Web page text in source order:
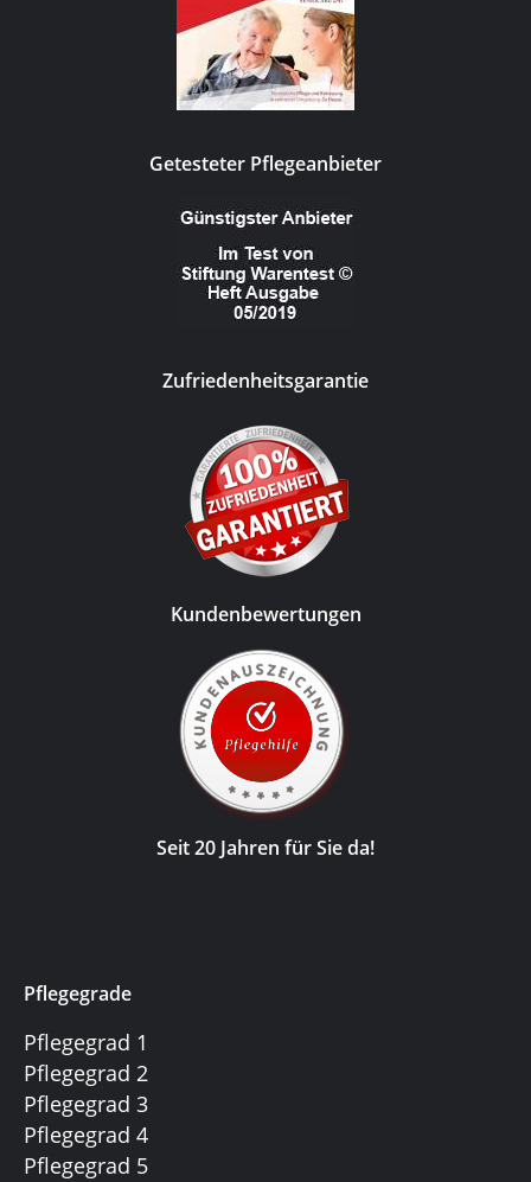
Getesteter Pflegeanbieter
Zufriedenheitsgarantie
Kundenbewertungen
Seit 20 Jahren für Sie da!
Pflegegrade
Pflegegrad 1
Pflegegrad 2
Pflegegrad 3
Pflegegrad 4
Pflegegrad 5